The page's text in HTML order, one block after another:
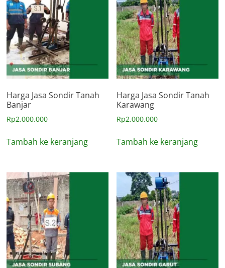
Harga Jasa Sondir Tanah
Banjar
Rp2.000.000
Tambah ke keranjang
Harga Jasa Sondir Tanah
Karawang
Rp2.000.000
Tambah ke keranjang